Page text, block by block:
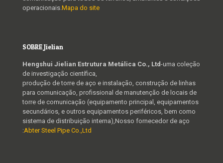
operacionais.Mapa do site
SOBRE Jielian
Hengshui Jielian Estrutura Metálica Co., Ltd-uma coleção
de investigação científica,
produção de torre de aço e instalação, construção de linhas
para comunicação, profissional de manutenção de locais de
torre de comunicação (equipamento principal, equipamentos
secundários, e outros equipamentos periféricos, bem como
sistema de distribuição interna),Nosso fornecedor de aço
:Abter Steel Pipe Co.,Ltd